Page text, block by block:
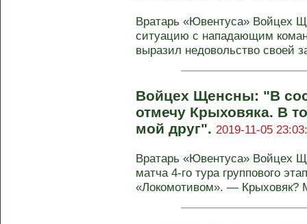
Вратарь «Ювентуса» Войцех
ситуацию с нападающим
выразил недовольство своей
Войцех Щенсны: "В
отмечу Крыховяка. В
мой друг". 2019-11-05
Вратарь «Ювентуса» Войцех
матча 4-го тура группового
«Локомотивом». —